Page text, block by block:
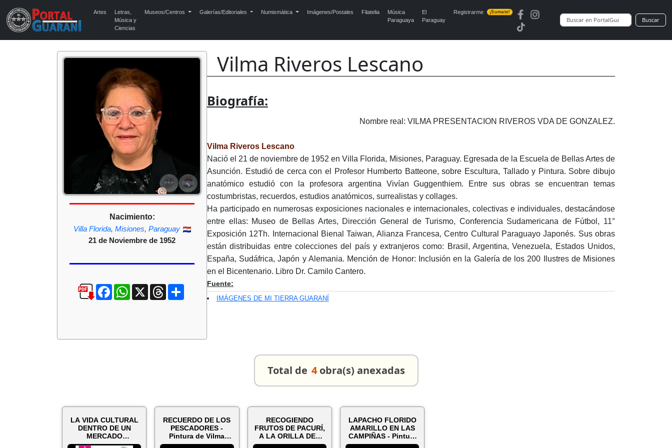
Artes
Letras,
Música y
Ciencias
Museos/Centros Galerías/Editoriales Numismática Imágenes/Postales Filatelia
Música
Paraguaya
El
Paraguay
Registrarme ¡Sumate!
Buscar
Vilma Riveros Lescano
Nacimiento:
Villa Florida, Misiones, Paraguay
21 de Noviembre de 1952
FacebookWhatsApp
X ThreadsCompartir
Biografía:
Nombre real: VILMA PRESENTACION RIVEROS VDA DE GONZALEZ.
Vilma Riveros Lescano
Nació el 21 de noviembre de 1952 en Villa Florida, Misiones, Paraguay. Egresada de la Escuela de Bellas Artes de
Asunción. Estudió de cerca con el Profesor Humberto Batteone, sobre Escultura, Tallado y Pintura. Sobre dibujo
anatómico estudió con la profesora argentina Vivían Guggenthiem. Entre sus obras se encuentran temas
costumbristas, recuerdos, estudios anatómicos, surrealistas y collages.
Ha participado en numerosas exposiciones nacionales e internacionales, colectivas e individuales, destacándose
entre ellas: Museo de Bellas Artes, Dirección General de Turismo, Conferencia Sudamericana de Fútbol, 11°
Exposición 12Th. Internacional Bienal Taiwan, Alianza Francesa, Centro Cultural Paraguayo Japonés. Sus obras
están distribuidas entre colecciones del país y extranjeros como: Brasil, Argentina, Venezuela, Estados Unidos,
España, Sudáfrica, Japón y Alemania. Mención de Honor: Inclusión en la Galería de los 200 Ilustres de Misiones
en el Bicentenario. Libro Dr. Camilo Cantero.
Fuente:
IMÁGENES DE MI TIERRA GUARANÍ
Total de 4 obra(s) anexadas
LA VIDA CULTURAL
DENTRO DE UN
MERCADO
MUNICIPAL - 10 de
RECUERDO DE LOS
PESCADORES -
Pintura de Vilma
Riveros
RECOGIENDO
FRUTOS DE PACURÍ,
A LA ORILLA DEL
RÍO - Pintura de Vil...
LAPACHO FLORIDO
AMARILLO EN LAS
CAMPIÑAS - Pintura
de Vilma River...